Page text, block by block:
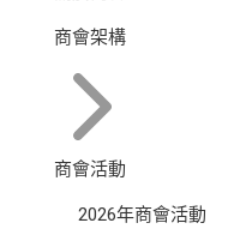
商會架構
商會活動
2026年商會活動